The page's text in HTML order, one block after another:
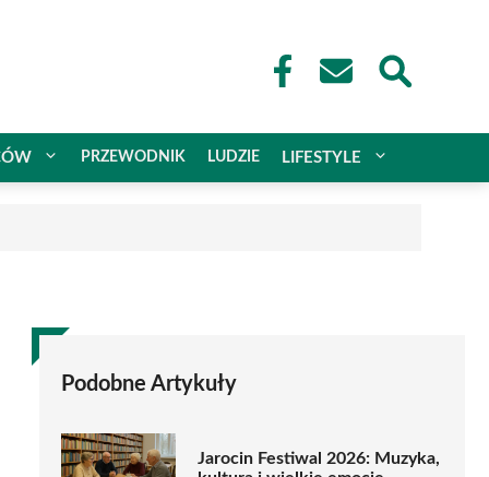
PRZEWODNIK LUDZIE LIFESTYLE
Podobne Artykuły
Jarocin Festiwal 2026: Muzyka,